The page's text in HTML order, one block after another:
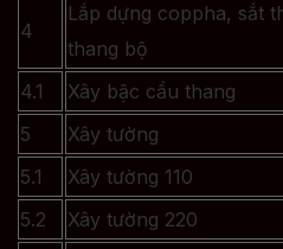
4
Lắp dựng coppha, sắt
thang bộ
4.1 Xây bậc cầu thang
5
Xây tường
5.1
Xây tường 110
5.2
Xây tường 220